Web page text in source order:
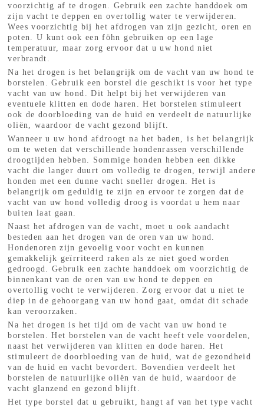
voorzichtig af te drogen. Gebruik een zachte handdoek om
zijn vacht te deppen en overtollig water te verwijderen.
Wees voorzichtig bij het afdrogen van zijn gezicht, oren en
poten. U kunt ook een föhn gebruiken op een lage
temperatuur, maar zorg ervoor dat u uw hond niet
verbrandt.
Na het drogen is het belangrijk om de vacht van uw hond te
borstelen. Gebruik een borstel die geschikt is voor het type
vacht van uw hond. Dit helpt bij het verwijderen van
eventuele klitten en dode haren. Het borstelen stimuleert
ook de doorbloeding van de huid en verdeelt de natuurlijke
oliën, waardoor de vacht gezond blijft.
Wanneer u uw hond afdroogt na het baden, is het belangrijk
om te weten dat verschillende hondenrassen verschillende
droogtijden hebben. Sommige honden hebben een dikke
vacht die langer duurt om volledig te drogen, terwijl andere
honden met een dunne vacht sneller drogen. Het is
belangrijk om geduldig te zijn en ervoor te zorgen dat de
vacht van uw hond volledig droog is voordat u hem naar
buiten laat gaan.
Naast het afdrogen van de vacht, moet u ook aandacht
besteden aan het drogen van de oren van uw hond.
Hondenoren zijn gevoelig voor vocht en kunnen
gemakkelijk geïrriteerd raken als ze niet goed worden
gedroogd. Gebruik een zachte handdoek om voorzichtig de
binnenkant van de oren van uw hond te deppen en
overtollig vocht te verwijderen. Zorg ervoor dat u niet te
diep in de gehoorgang van uw hond gaat, omdat dit schade
kan veroorzaken.
Na het drogen is het tijd om de vacht van uw hond te
borstelen. Het borstelen van de vacht heeft vele voordelen,
naast het verwijderen van klitten en dode haren. Het
stimuleert de doorbloeding van de huid, wat de gezondheid
van de huid en vacht bevordert. Bovendien verdeelt het
borstelen de natuurlijke oliën van de huid, waardoor de
vacht glanzend en gezond blijft.
Het type borstel dat u gebruikt, hangt af van het type vacht